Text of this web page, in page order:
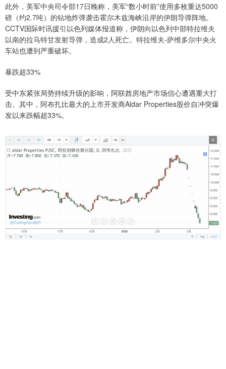
此外，美军中央司令部17日晚称，美军“数小时前”使用多枚重达5000
磅（约2.7吨）的钻地炸弹袭击霍尔木兹海峡沿岸的伊朗导弹阵地。
CCTV国际时讯援引以色列媒体报道称，伊朗向以色列中部特拉维夫
以南的拉马特甘发射导弹，造成2人死亡。特拉维夫-萨维多尔中央火
车站也遭到严重破坏。
暴跌超33%
受中东紧张局势持续升级的影响，阿联酋房地产市场信心遭遇重大打
击。其中，阿布扎比最大的上市开发商Aldar Properties股价自冲突爆
发以来跌幅超33%。